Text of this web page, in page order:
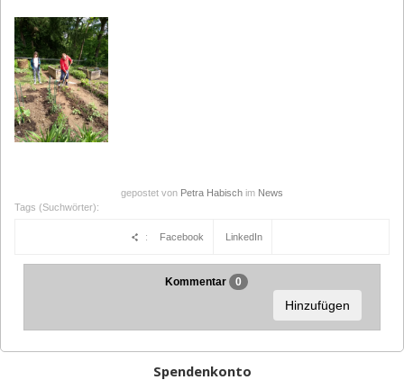
gepostet von Petra Habisch im News
Tags (Suchwörter):
: Facebook LinkedIn
Kommentar 0
Hinzufügen
Spendenkonto